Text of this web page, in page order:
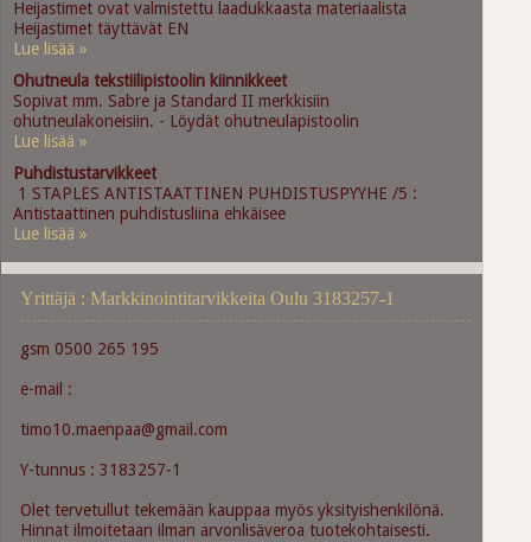
Heijastimet ovat valmistettu laadukkaasta materiaalista
Heijastimet täyttävät EN
Lue lisää »
Ohutneula tekstiilipistoolin kiinnikkeet
Sopivat mm. Sabre ja Standard II merkkisiin
ohutneulakoneisiin. - Löydät ohutneulapistoolin
Lue lisää »
Puhdistustarvikkeet
1 STAPLES ANTISTAATTINEN PUHDISTUSPYYHE /5 :
Antistaattinen puhdistusliina ehkäisee
Lue lisää »
Yrittäjä : Markkinointitarvikkeita Oulu 3183257-1
gsm 0500 265 195
e-mail :
timo10.maenpaa@gmail.com
Y-tunnus : 3183257-1
Olet tervetullut tekemään kauppaa myös yksityishenkilönä.
Hinnat ilmoitetaan ilman arvonlisäveroa tuotekohtaisesti.